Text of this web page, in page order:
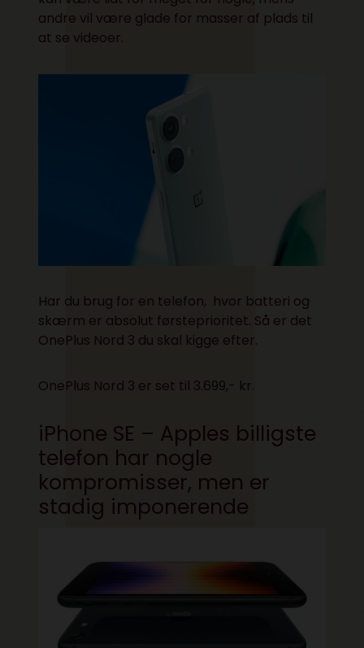
andre vil være glade for masser af plads til
at se videoer.
Har du brug for en telefon, hvor batteri og
skærm er absolut førsteprioritet. Så er det
OnePlus Nord 3 du skal kigge efter.
OnePlus Nord 3 er set til 3.699,- kr.
iPhone SE – Apples billigste
telefon har nogle
kompromisser, men er
stadig imponerende